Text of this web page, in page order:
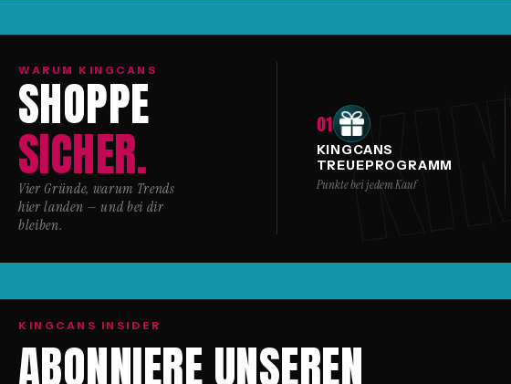
WARUM KINGCANS
SHOPPE
SICHER.
Vier Gründe, warum Trends
hier landen — und bei dir
bleiben.
01
KINGCANS
TREUEPROGRAMM
Punkte bei jedem Kauf
KINGCANS INSIDER
ABONNIERE UNSEREN